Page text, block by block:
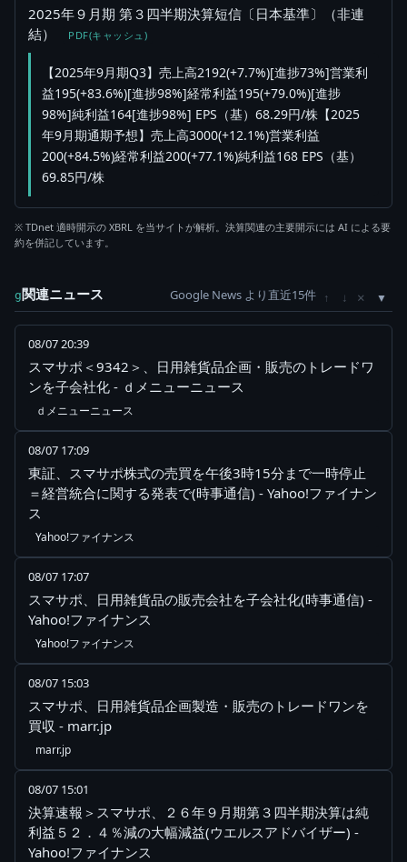
2025年９月期 第３四半期決算短信〔日本基準〕（非連
結）
PDF(キャッシュ)
【2025年9月期Q3】売上高2192(+7.7%)[進捗73%]営業利
益195(+83.6%)[進捗98%]経常利益195(+79.0%)[進捗
98%]純利益164[進捗98%] EPS（基）68.29円/株【2025
年9月期通期予想】売上高3000(+12.1%)営業利益
200(+84.5%)経常利益200(+77.1%)純利益168 EPS（基）
69.85円/株
※ TDnet 適時開示の XBRL を当サイトが解析。決算関連の主要開示には AI による要
約を併記しています。
g関連ニュース Google News より直近15件 ↑ ↓ ×
08/07 20:39
スマサポ＜9342＞、日用雑貨品企画・販売のトレードワ
ンを子会社化 - ｄメニューニュース
ｄメニューニュース
08/07 17:09
東証、スマサポ株式の売買を午後3時15分まで一時停止
＝経営統合に関する発表で(時事通信) - Yahoo!ファイナン
ス
Yahoo!ファイナンス
08/07 17:07
スマサポ、日用雑貨品の販売会社を子会社化(時事通信) -
Yahoo!ファイナンス
Yahoo!ファイナンス
08/07 15:03
スマサポ、日用雑貨品企画製造・販売のトレードワンを
買収 - marr.jp
marr.jp
08/07 15:01
決算速報＞スマサポ、２６年９月期第３四半期決算は純
利益５２．４％減の大幅減益(ウエルスアドバイザー) -
Yahoo!ファイナンス